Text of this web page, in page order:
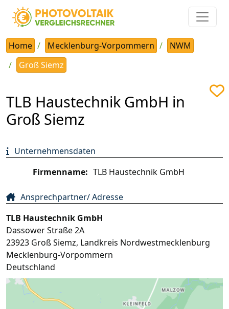
Home Mecklenburg-Vorpommern
NWM
Groß Siemz
TLB Haustechnik GmbH in
Groß Siemz
Unternehmensdaten
Firmenname: TLB Haustechnik GmbH
Ansprechpartner/ Adresse
TLB Haustechnik GmbH
Dassower Straße 2A
23923 Groß Siemz, Landkreis Nordwestmecklenburg
Mecklenburg-Vorpommern
Deutschland